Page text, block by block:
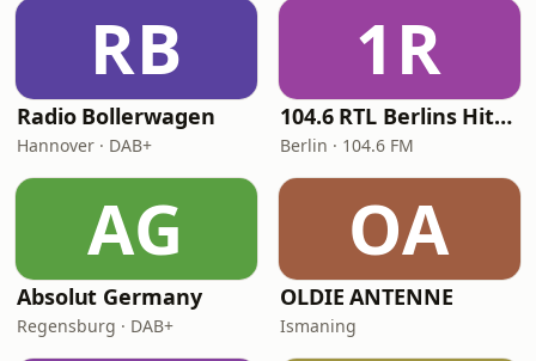
RB
Radio Bollerwagen
Hannover · DAB+
1R
104.6 RTL Berlins Hitradio
Berlin · 104.6 FM
AG
Absolut Germany
Regensburg · DAB+
OA
OLDIE ANTENNE
Ismaning